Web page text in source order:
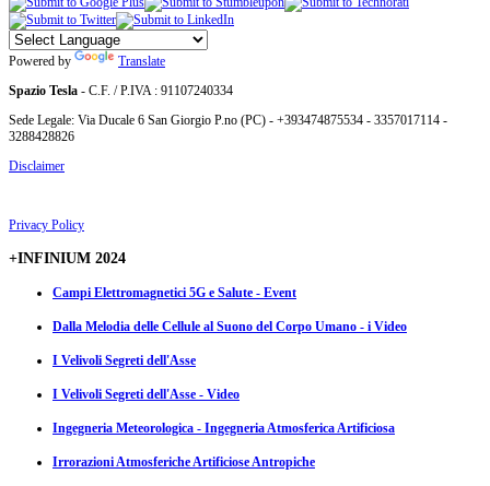
Powered by
Translate
Spazio Tesla - C.F. / P.IVA : 91107240334
Sede Legale: Via Ducale 6 San Giorgio P.no (PC) - +393474875534 - 3357017114 -
3288428826
Disclaimer
Privacy Policy
+INFINIUM 2024
Campi Elettromagnetici 5G e Salute - Event
Dalla Melodia delle Cellule al Suono del Corpo Umano - i Video
I Velivoli Segreti dell'Asse
I Velivoli Segreti dell'Asse - Video
Ingegneria Meteorologica - Ingegneria Atmosferica Artificiosa
Irrorazioni Atmosferiche Artificiose Antropiche